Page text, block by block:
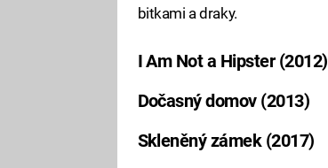
bitkami a draky.
I Am Not a Hipster (2012)
Dočasný domov (2013)
Skleněný zámek (2017)